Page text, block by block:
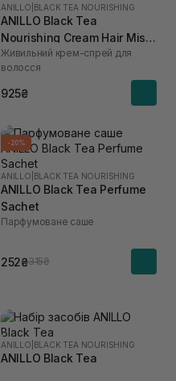
ANILLO BLACK TEA NOURISHING
ANILLO Black Tea
Nourishing Cream Hair Mist
для зволоження та
розгладження волосся 70
мл
Живильний крем-спрей для
волосся
925₴
-20%
ANILLO BLACK TEA NOURISHING
ANILLO Black Tea Perfume
Sachet
Парфумоване саше
252₴315₴
ANILLO BLACK TEA NOURISHING
ANILLO Black Tea